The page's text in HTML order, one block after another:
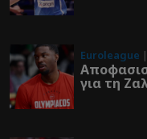
Euroleague
για τη